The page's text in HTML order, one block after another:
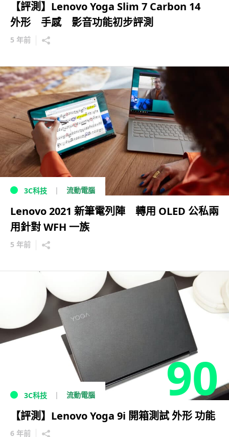
【評測】Lenovo Yoga Slim 7 Carbon 14
外形 手感 影音功能初步評測
5 年前
3C科技 流動電腦
Lenovo 2021 新筆電列陣 轉用 OLED 公私兩
用針對 WFH 一族
5 年前
90
3C科技 流動電腦
【評測】Lenovo Yoga 9i 開箱測試 外形 功能
6 年前